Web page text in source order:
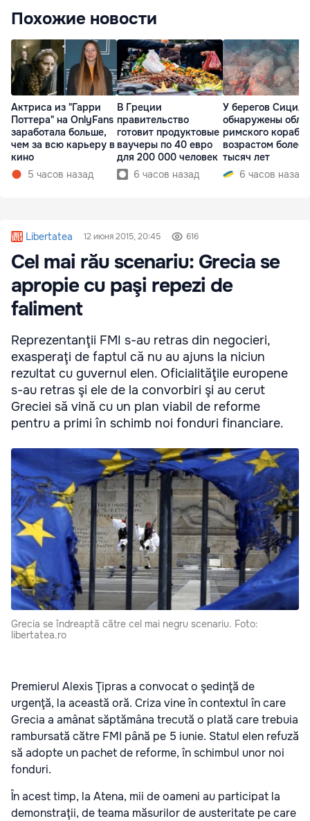
Похожие новости
Актриса из "Гарри
Поттера" на OnlyFans
заработала больше,
чем за всю карьеру в
кино
5 часов назад
В Греции
правительство
готовит продуктовые
ваучеры по 40 евро
для 200 000 человек
6 часов назад
У берегов
обнаружены
римского корабля
возрастом более
тысяч лет
6 часов назад
Libertatea 12 июня 2015, 20:45 616
Cel mai rău scenariu: Grecia se
apropie cu paşi repezi de
faliment
Reprezentanţii FMI s-au retras din negocieri,
exasperaţi de faptul că nu au ajuns la niciun
rezultat cu guvernul elen. Oficialităţile europene
s-au retras şi ele de la convorbiri şi au cerut
Greciei să vină cu un plan viabil de reforme
pentru a primi în schimb noi fonduri financiare.
Grecia se îndreaptă către cel mai negru scenariu. Foto:
libertatea.ro
Premierul Alexis Ţipras a convocat o şedinţă de
urgenţă, la această oră. Criza vine în contextul în care
Grecia a amânat săptămâna trecută o plată care trebuia
rambursată către FMI până pe 5 iunie. Statul elen refuză
să adopte un pachet de reforme, în schimbul unor noi
fonduri.
În acest timp, la Atena, mii de oameni au participat la
demonstraţii, de teama măsurilor de austeritate pe care